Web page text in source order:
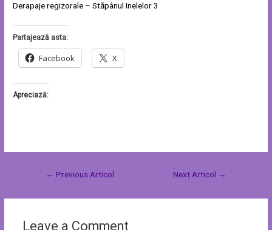
Derapaje regizorale – Stăpânul Inelelor 3
Partajează asta:
Facebook X
Apreciază:
← Previous Articol Next Articol →
Leave a Comment